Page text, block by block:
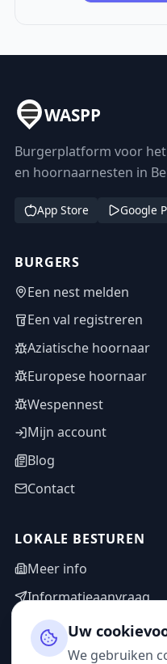
WASPP
Burgerplatform voor
en hoornaarnesten in
App Store Google
BURGERS
Een nest melden
Een val registreren
Aziatische hoornaar
Europese hoornaar
Wespennest
Mijn account
Blog
Contact
LOKALE BESTUREN
Meer info
Informatieaanvraag
Adminzone
Uw
We gebruiken